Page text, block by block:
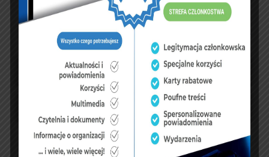
UBEZPIECZENIA